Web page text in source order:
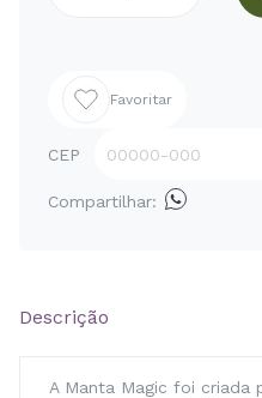
Favoritar
CEP
Compartilhar:
Descrição
A Manta Magic foi criada